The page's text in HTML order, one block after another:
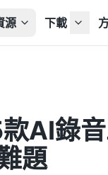
源 下載
AI錄
題